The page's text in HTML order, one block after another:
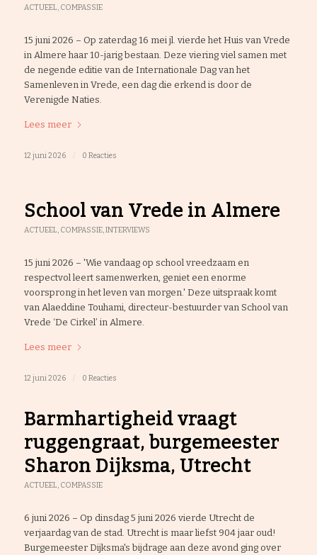
ACTUEEL, COMPASSIE
15 juni 2026 – Op zaterdag 16 mei jl. vierde het Huis van Vrede
in Almere haar 10-jarig bestaan. Deze viering viel samen met
de negende editie van de Internationale Dag van het
Samenleven in Vrede, een dag die erkend is door de
Verenigde Naties.
Lees meer
12 juni 2026 0 Reacties
School van Vrede in Almere
ACTUEEL, COMPASSIE,INTERVIEWS
15 juni 2026 – 'Wie vandaag op school vreedzaam en
respectvol leert samenwerken, geniet een enorme
voorsprong in het leven van morgen.' Deze uitspraak komt
van Alaeddine Touhami, directeur-bestuurder van School van
Vrede ‘De Cirkel’ in Almere.
Lees meer
12 juni 2026 0 Reacties
Barmhartigheid vraagt
ruggengraat, burgemeester
Sharon Dijksma, Utrecht
ACTUEEL, COMPASSIE
6 juni 2026 – Op dinsdag 5 juni 2026 vierde Utrecht de
verjaardag van de stad. Utrecht is maar liefst 904 jaar oud!
Burgemeester Dijksma's bijdrage aan deze avond ging over